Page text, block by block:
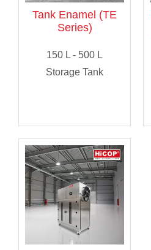
Tank Enamel (TE
Series)
150 L - 500 L
Storage Tank